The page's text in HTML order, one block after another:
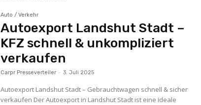
Auto / Verkehr
Autoexport Landshut Stadt –
KFZ schnell & unkompliziert
verkaufen
Carpr Presseverteiler - 3. Juli 2025
Autoexport Landshut Stadt – Gebrauchtwagen schnell & sicher
verkaufen Der Autoexport in Landshut Stadt ist eine ideale